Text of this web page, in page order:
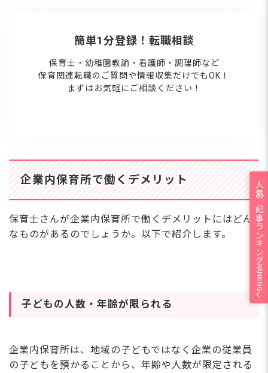
簡単1分登録！転職相談
保育士・幼稚園教諭・看護師・調理師など
保育関連転職のご質問や情報収集だけでもOK！
まずはお気軽にご相談ください！
企業内保育所で働くデメリット
保育士さんが企業内保育所で働くデメリットにはどん
なものがあるのでしょうか。以下で紹介します。
子どもの人数・年齢が限られる
企業内保育所は、地域の子どもではなく企業の従業員
の子どもを預かることから、年齢や人数が限定される
人気の記事ランキング
RANKING